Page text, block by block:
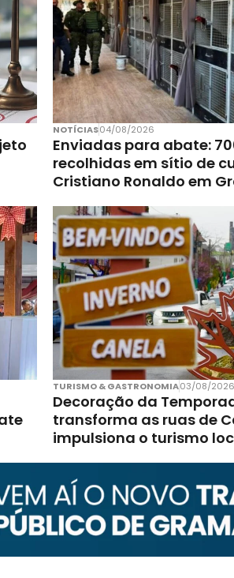
NOTÍCIAS04/08/2026
Enviadas para abate:
recolhidas em sítio de
Cristiano Ronaldo em
TURISMO & GASTRONOMIA03/08/2026
Decoração da
transforma as ruas de
impulsiona o turismo